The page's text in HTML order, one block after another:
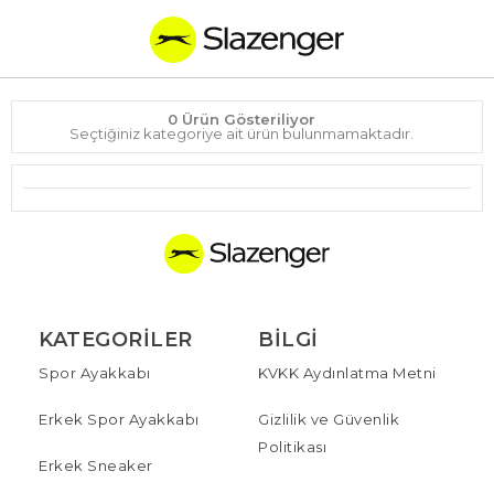
0 Ürün Gösteriliyor
Seçtiğiniz kategoriye ait ürün bulunmamaktadır.
KATEGORILER
Spor Ayakkabı
Erkek Spor Ayakkabı
Erkek Sneaker
BILGI
KVKK Aydınlatma Metni
Gizlilik ve Güvenlik
Politikası